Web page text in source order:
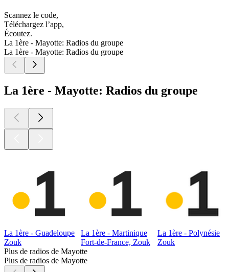
Scannez le code,
Téléchargez l’app,
Écoutez.
La 1ère - Mayotte: Radios du groupe
La 1ère - Mayotte: Radios du groupe
La 1ère - Mayotte: Radios du groupe
La 1ère - Guadeloupe
Zouk
La 1ère - Martinique
Fort-de-France, Zouk
La 1ère - Polynésie
Zouk
Plus de radios de Mayotte
Plus de radios de Mayotte